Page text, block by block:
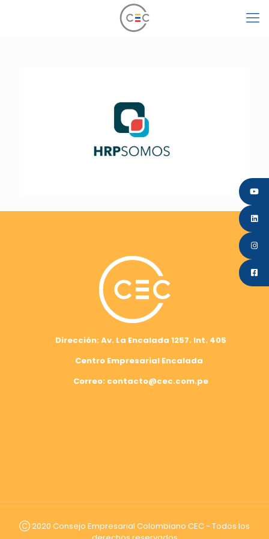
Dirección: Av. La Encalada 1257. Int. 405
Centro Empresarial Encalada
Correo: contacto@cec.com.pe
Ⓒ 2020 Consejo Empresarial Colombiano CEC - Todos los